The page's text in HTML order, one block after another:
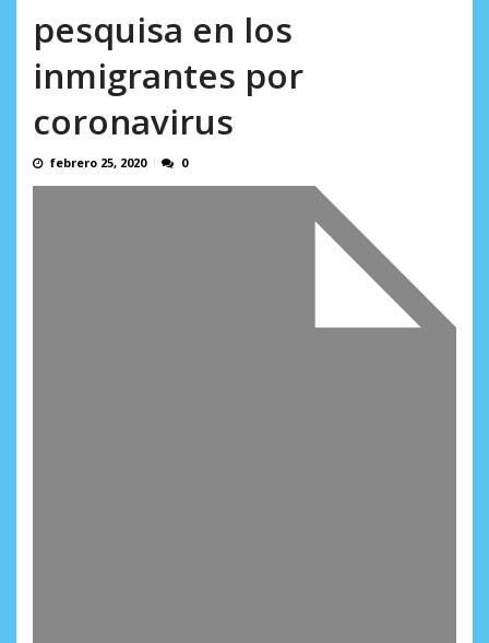
pesquisa en los
inmigrantes por
coronavirus
febrero 25, 2020 0